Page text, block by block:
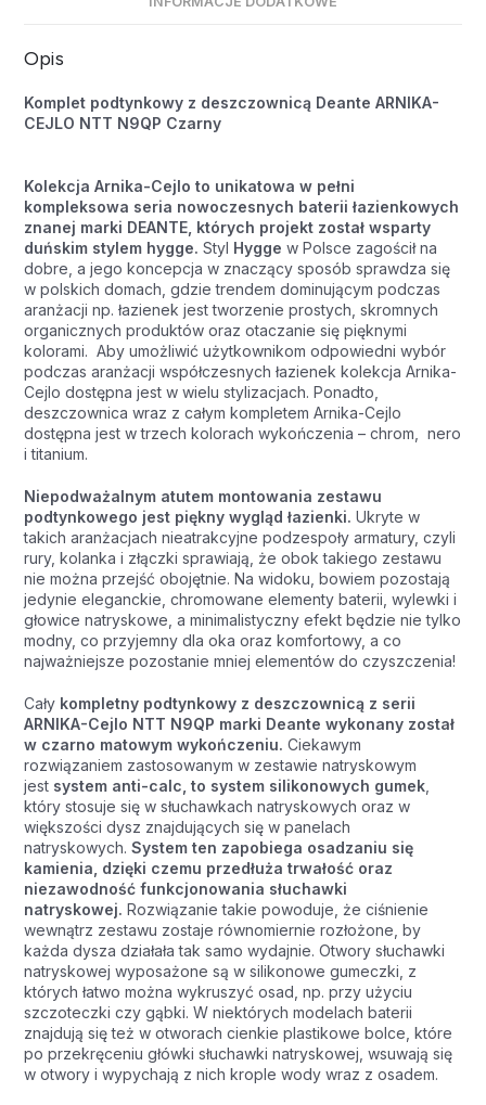
Opis
Komplet podtynkowy z deszczownicą Deante ARNIKA-
CEJLO NTT N9QP Czarny
Kolekcja Arnika-Cejlo to unikatowa w pełni
kompleksowa seria nowoczesnych baterii łazienkowych
znanej marki DEANTE, których projekt został wsparty
duńskim stylem hygge. Styl Hygge w Polsce zagościł na
dobre, a jego koncepcja w znaczący sposób sprawdza się
w polskich domach, gdzie trendem dominującym podczas
aranżacji np. łazienek jest tworzenie prostych, skromnych
organicznych produktów oraz otaczanie się pięknymi
kolorami. Aby umożliwić użytkownikom odpowiedni wybór
podczas aranżacji współczesnych łazienek kolekcja Arnika-
Cejlo dostępna jest w wielu stylizacjach. Ponadto,
deszczownica wraz z całym kompletem Arnika-Cejlo
dostępna jest w trzech kolorach wykończenia – chrom, nero
i titanium.
Niepodważalnym atutem montowania zestawu
podtynkowego jest piękny wygląd łazienki. Ukryte w
takich aranżacjach nieatrakcyjne podzespoły armatury, czyli
rury, kolanka i złączki sprawiają, że obok takiego zestawu
nie można przejść obojętnie. Na widoku, bowiem pozostają
jedynie eleganckie, chromowane elementy baterii, wylewki i
głowice natryskowe, a minimalistyczny efekt będzie nie tylko
modny, co przyjemny dla oka oraz komfortowy, a co
najważniejsze pozostanie mniej elementów do czyszczenia!
Cały kompletny podtynkowy z deszczownicą z serii
ARNIKA-Cejlo NTT N9QP marki Deante wykonany został
w czarno matowym wykończeniu. Ciekawym
rozwiązaniem zastosowanym w zestawie natryskowym
jest system anti-calc, to system silikonowych gumek
który stosuje się w słuchawkach natryskowych oraz w
większości dysz znajdujących się w panelach
natryskowych.System ten zapobiega osadzaniu się
kamienia, dzięki czemu przedłuża trwałość oraz
niezawodność funkcjonowania słuchawki
natryskowej. Rozwiązanie takie powoduje, że ciśnienie
wewnątrz zestawu zostaje równomiernie rozłożone, by
każda dysza działała tak samo wydajnie. Otwory słuchawki
natryskowej wyposażone są w silikonowe gumeczki, z
których łatwo można wykruszyć osad, np. przy użyciu
szczoteczki czy gąbki. W niektórych modelach baterii
znajdują się też w otworach cienkie plastikowe bolce, które
po przekręceniu główki słuchawki natryskowej, wsuwają się
w otwory i wypychają z nich krople wody wraz z osadem.